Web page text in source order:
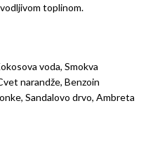
toplinom.
voda, Smokva
narandže, Benzoin
Sandalovo drvo, Ambreta